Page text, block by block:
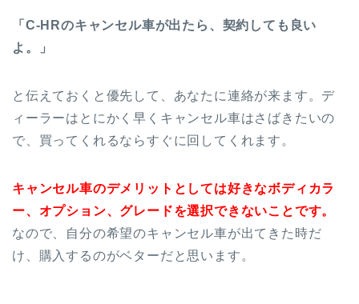
「C-HRのキャンセル車が出たら、契約しても良い
よ。」
と伝えておくと優先して、あなたに連絡が来ます。デ
ィーラーはとにかく早くキャンセル車はさばきたいの
で、買ってくれるならすぐに回してくれます。
キャンセル車のデメリットとしては好きなボディカラ
ー、オプション、グレードを選択できないことです。
なので、自分の希望のキャンセル車が出てきた時だ
け、購入するのがベターだと思います。